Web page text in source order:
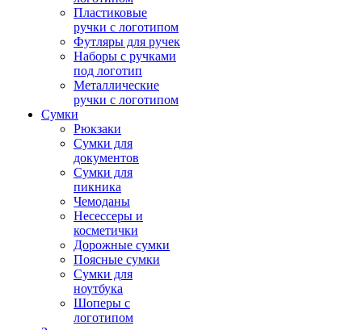
Пластиковые
ручки с логотипом
Футляры для ручек
Наборы с ручками
под логотип
Металлические
ручки с логотипом
Сумки
Рюкзаки
Сумки для
документов
Сумки для
пикника
Чемоданы
Несессеры и
косметички
Дорожные сумки
Поясные сумки
Сумки для
ноутбука
Шоперы с
логотипом